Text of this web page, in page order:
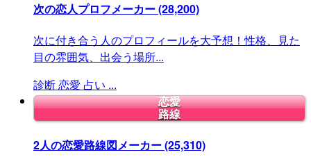
次の恋人プロフメーカー(28,200)
次に付き合う人のプロフィールを大予想！性格、見た
目の雰囲気、出会う場所...
診断恋愛 占い ...
恋愛
路線
2人の恋愛路線図メーカー(25,310)